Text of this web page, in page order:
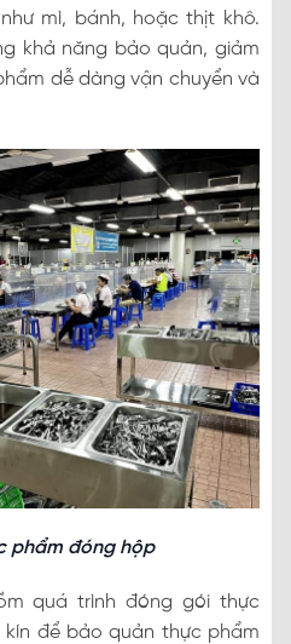
mì, bánh, hoặc thịt khô.
khả năng bảo quản, giảm
dễ dàng vận chuyển và
phẩm đóng hộp
quá trình đóng gói thực
để bảo quản thực phẩm